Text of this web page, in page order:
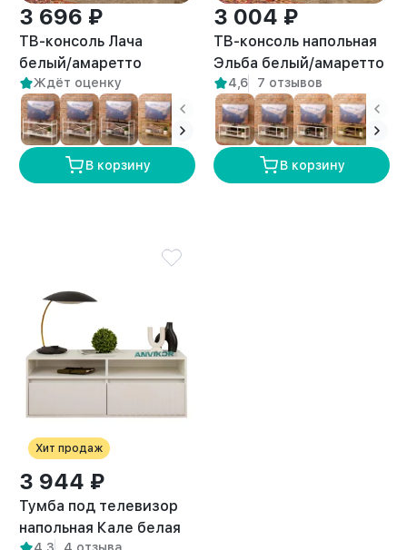
3 696 ₽
ТВ-консоль Лача
белый/амаретто
Ждёт оценку
В корзину
3 004 ₽
ТВ-консоль напольная
Эльба белый/амаретто
4,6 7 отзывов
В корзину
Хит продаж
3 944 ₽
Тумба под телевизор
напольная Кале белая